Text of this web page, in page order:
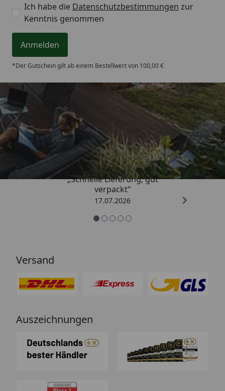
Ich habe die Datenschutzbestimmungen zur
Kenntnis genommen
Anmelden
*Der Gutschein gilt ab einem Bestellwert von 100,00 €
Trusted Shops
4,65/ 5
„Schnelle Lieferung, gut
verpackt“
17.07.2026
Versand
Auszeichnungen